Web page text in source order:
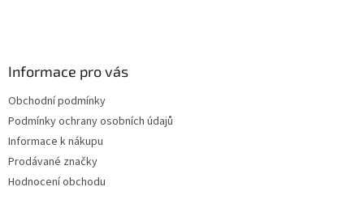
Informace pro vás
Obchodní podmínky
Podmínky ochrany osobních údajů
Informace k nákupu
Prodávané značky
Hodnocení obchodu